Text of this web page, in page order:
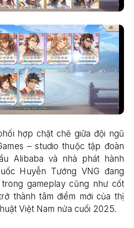
hợp chặt chẽ giữa đội ngũ
– studio thuộc tập đoàn
Alibaba và nhà phát hành
Huyễn Tướng VNG đang
gameplay cũng như cốt
thành tâm điểm mới của thị
Việt Nam nửa cuối 2025.